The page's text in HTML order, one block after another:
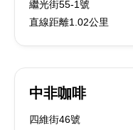
繼光街55-1號
直線距離1.02公里
中非咖啡
四維街46號